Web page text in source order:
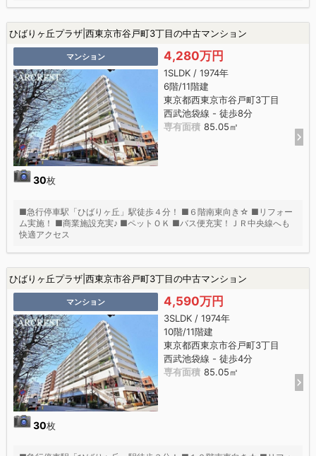
ひばりヶ丘プラザ|西東京市谷戸町3丁目の中古マンション
マンション
30枚
4,280万円
1SLDK / 1974年
6階/11階建
東京都西東京市谷戸町3丁目
西武池袋線 - 徒歩8分
専有面積 85.05㎡
■急行停車駅「ひばりヶ丘」駅徒歩４分！ ■６階南東向き☆ ■リフォー
ム実施！ ■商業施設充実♪ ■ペットＯＫ ■バス便充実！ＪＲ中央線へも
快適アクセス
ひばりヶ丘プラザ|西東京市谷戸町3丁目の中古マンション
マンション
30枚
4,590万円
3SLDK / 1974年
10階/11階建
東京都西東京市谷戸町3丁目
西武池袋線 - 徒歩4分
専有面積 85.05㎡